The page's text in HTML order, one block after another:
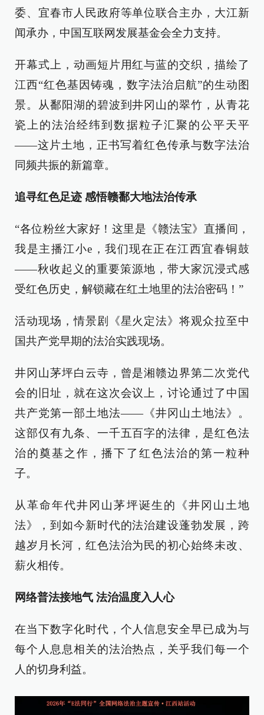
委、宜春市人民政府等单位联合主办，大江新
闻承办，中国互联网发展基金会全力支持。
开幕式上，动画短片用红与蓝的交织，描绘了
江西“红色基因铸魂，数字法治启航”的生动图
景。从鄱阳湖的碧波到井冈山的翠竹，从青花
瓷上的法治经纬到数据粒子汇聚的公平天平
——这片土地，正书写着红色传承与数字法治
同频共振的新篇章。
追寻红色足迹 感悟赣鄱大地法治传承
“各位粉丝大家好！这里是《赣法宝》直播间，
我是主播江小e，我们现在正在江西宜春铜鼓
——秋收起义的重要策源地，带大家沉浸式感
受红色历史，解锁藏在红土地里的法治密码！”
活动现场，情景剧《星火定法》将观众拉至中
国共产党早期的法治实践现场。
井冈山茅坪白云寺，曾是湘赣边界第二次党代
会的旧址，就在这次会议上，讨论通过了中国
共产党第一部土地法——《井冈山土地法》。
这部仅有九条、一千五百字的法律，是红色法
治的奠基之作，播下了红色法治的第一粒种
子。
从革命年代井冈山茅坪诞生的《井冈山土地
法》，到如今新时代的法治建设蓬勃发展，跨
越岁月长河，红色法治为民的初心始终未改、
薪火相传。
网络普法接地气 法治温度入人心
在当下数字化时代，个人信息安全早已成为与
每个人息息相关的法治热点，关乎我们每一个
人的切身利益。